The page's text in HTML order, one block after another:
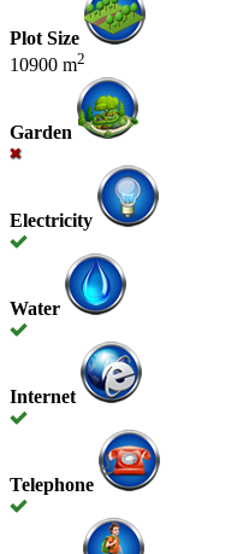
Plot Size
10900 m2
Garden
Electricity
Water
Internet
Telephone